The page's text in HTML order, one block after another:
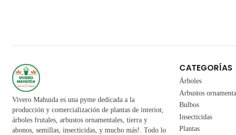
Vivero Mahuida es una pyme dedicada a la
producción y comercialización de plantas de interior,
árboles frutales, arbustos ornamentales, tierra y
abonos, semillas, insecticidas, y mucho más!. Todo lo
CATEGORÍAS
Árboles
Arbustos
Bulbos
Insecticidas
Plantas